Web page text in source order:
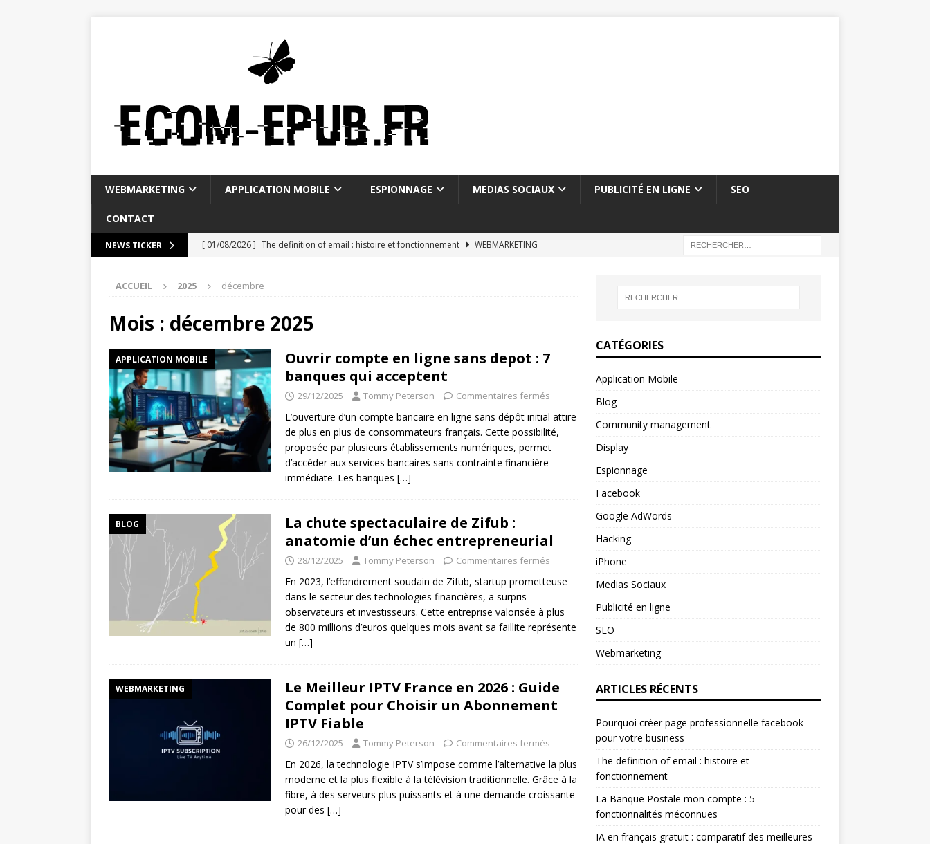
WEBMARKETING APPLICATION MOBILE ESPIONNAGE MEDIAS SOCIAUX PUBLICITÉ EN LIGNE SEO
CONTACT
NEWS TICKER [ 01/08/2026 ] The definition of email : histoire et fonctionnement
WEBMARKETING
WEBMARKETING
[ 24/07/2026 ]
IA en français gratuit : comparatif des meilleures solutions
WEBMARKETING
[ 05/08/2026 ] Pourquoi créer page professionnelle facebook pour votre business
FACEBOOK
ACCUEIL 2025 décembre
Mois : décembre 2025
APPLICATION MOBILE
Ouvrir compte en ligne sans depot : 7
banques qui acceptent
29/12/2025 Tommy Peterson Commentaires fermés
L’ouverture d’un compte bancaire en ligne sans dépôt initial attire
de plus en plus de consommateurs français. Cette possibilité,
proposée par plusieurs établissements numériques, permet
d’accéder aux services bancaires sans contrainte financière
immédiate. Les banques […]
BLOG
La chute spectaculaire de Zifub :
anatomie d’un échec entrepreneurial
28/12/2025 Tommy Peterson Commentaires fermés
En 2023, l’effondrement soudain de Zifub, startup prometteuse
dans le secteur des technologies financières, a surpris
observateurs et investisseurs. Cette entreprise valorisée à plus
de 800 millions d’euros quelques mois avant sa faillite représente
un […]
WEBMARKETING
Le Meilleur IPTV France en 2026 : Guide
Complet pour Choisir un Abonnement
IPTV Fiable
26/12/2025 Tommy Peterson Commentaires fermés
En 2026, la technologie IPTV s’impose comme l’alternative la plus
moderne et la plus flexible à la télévision traditionnelle. Grâce à la
fibre, à des serveurs plus puissants et à une demande croissante
pour des […]
CATÉGORIES
Application Mobile
Blog
Community management
Display
Espionnage
Facebook
Google AdWords
Hacking
iPhone
Medias Sociaux
Publicité en ligne
SEO
Webmarketing
ARTICLES RÉCENTS
Pourquoi créer page professionnelle facebook
pour votre business
The definition of email : histoire et
fonctionnement
La Banque Postale mon compte : 5
fonctionnalités méconnues
IA en français gratuit : comparatif des meilleures